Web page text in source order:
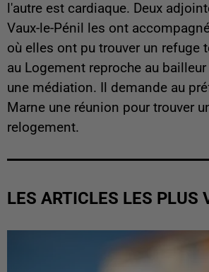
l'autre est cardiaque. Deux
Vaux-le-Pénil les ont
où elles ont pu trouver un refuge
au Logement reproche au
une médiation. Il demande au
Marne une réunion pour trouver
relogement.
LES ARTICLES LES PLUS